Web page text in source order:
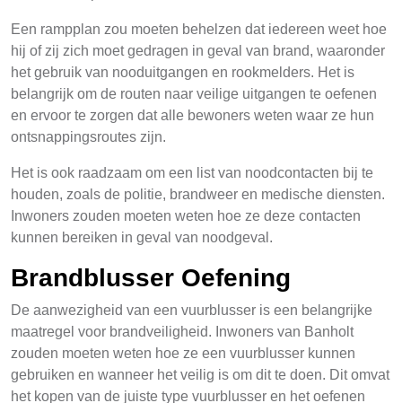
Een rampplan zou moeten behelzen dat iedereen weet hoe
hij of zij zich moet gedragen in geval van brand, waaronder
het gebruik van nooduitgangen en rookmelders. Het is
belangrijk om de routen naar veilige uitgangen te oefenen
en ervoor te zorgen dat alle bewoners weten waar ze hun
ontsnappingsroutes zijn.
Het is ook raadzaam om een list van noodcontacten bij te
houden, zoals de politie, brandweer en medische diensten.
Inwoners zouden moeten weten hoe ze deze contacten
kunnen bereiken in geval van noodgeval.
Brandblusser Oefening
De aanwezigheid van een vuurblusser is een belangrijke
maatregel voor brandveiligheid. Inwoners van Banholt
zouden moeten weten hoe ze een vuurblusser kunnen
gebruiken en wanneer het veilig is om dit te doen. Dit omvat
het kopen van de juiste type vuurblusser en het oefenen